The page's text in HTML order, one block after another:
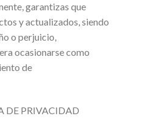
garantizas que
y actualizados, siendo
o perjuicio,
ocasionarse como
de
DE PRIVACIDAD